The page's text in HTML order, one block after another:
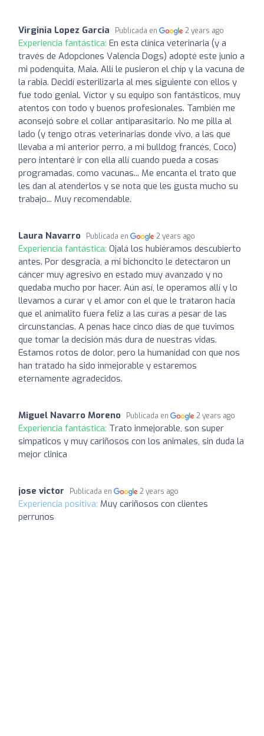
Virginia Lopez Garcia Publicada en 2 years ago
Experiencia fantástica: En esta clínica veterinaria (y a
través de Adopciones Valencia Dogs) adopté este junio a
mi podenquita, Maia. Allí le pusieron el chip y la vacuna de
la rabia. Decidí esterilizarla al mes siguiente con ellos y
fue todo genial. Víctor y su equipo son fantásticos, muy
atentos con todo y buenos profesionales. También me
aconsejó sobre el collar antiparasitario. No me pilla al
lado (y tengo otras veterinarias donde vivo, a las que
llevaba a mi anterior perro, a mi bulldog francés, Coco)
pero intentaré ir con ella allí cuando pueda a cosas
programadas, como vacunas... Me encanta el trato que
les dan al atenderlos y se nota que les gusta mucho su
trabajo... Muy recomendable.
Laura Navarro Publicada en 2 years ago
Experiencia fantástica: Ojalá los hubiéramos descubierto
antes. Por desgracia, a mi bichoncito le detectaron un
cáncer muy agresivo en estado muy avanzado y no
quedaba mucho por hacer. Aún así, le operamos allí y lo
llevamos a curar y el amor con el que le trataron hacía
que el animalito fuera feliz a las curas a pesar de las
circunstancias. A penas hace cinco días de que tuvimos
que tomar la decisión más dura de nuestras vidas.
Estamos rotos de dolor, pero la humanidad con que nos
han tratado ha sido inmejorable y estaremos
eternamente agradecidos.
Miguel Navarro Moreno Publicada en 2 years ago
Experiencia fantástica: Trato inmejorable, son super
simpaticos y muy cariñosos con los animales, sin duda la
mejor clinica
jose victor Publicada en 2 years ago
Experiencia positiva: Muy cariñosos con clientes
perrunos